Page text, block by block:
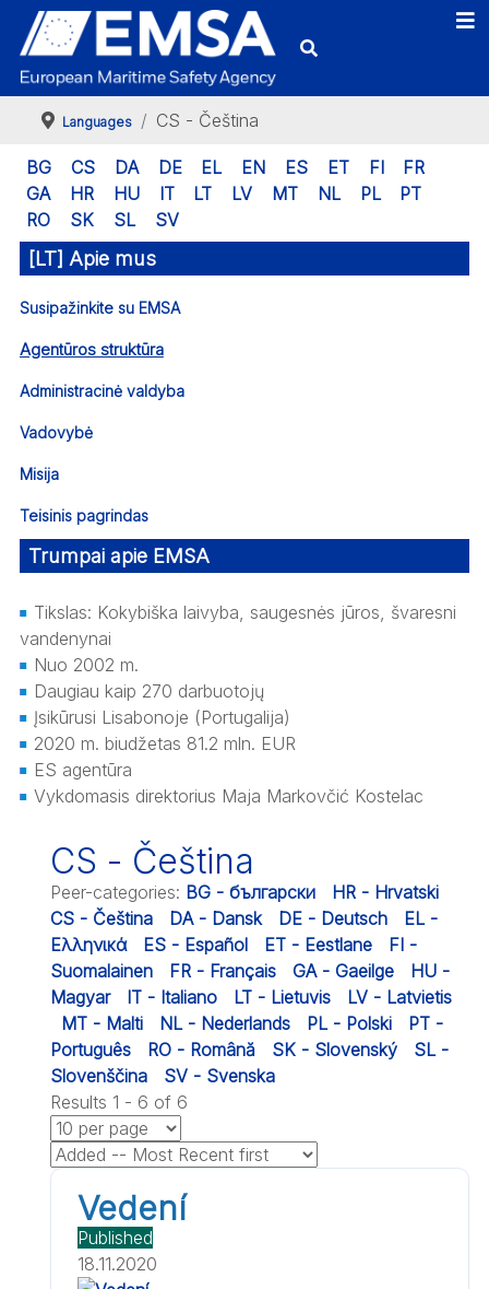
Languages CS - Čeština
BG CS DA DE EL EN ES ET FI
FR
GA
HR HU IT LT LV MT NL PL
PT
RO
SK SL SV
[LT] Apie mus
Susipažinkite su EMSA
Agentūros struktūra
Administracinė valdyba
Vadovybė
Misija
Teisinis pagrindas
Trumpai apie EMSA
Tikslas: Kokybiška laivyba, saugesnės jūros, švaresni
vandenynai
Nuo 2002 m.
Daugiau kaip 270 darbuotojų
Įsikūrusi Lisabonoje (Portugalija)
2020 m. biudžetas 81.2 mln. EUR
ES agentūra
Vykdomasis direktorius Maja Markovčić Kostelac
CS - Čeština
Peer-categories: BG - български
HR - Hrvatski
CS - Čeština
DA - Dansk DE - Deutsch
EL -
Ελληνικά
ES - Español ET - Eestlane
FI -
Suomalainen
FR - Français GA - Gaeilge
HU -
Magyar
IT - Italiano LT - Lietuvis
LV - Latvietis
MT - Malti
NL - Nederlands PL - Polski
PT -
Português
RO - Română SK - Slovenský
SL -
Slovenščina
SV - Svenska
Results 1 - 6 of 6
Vedení
Published
18.11.2020